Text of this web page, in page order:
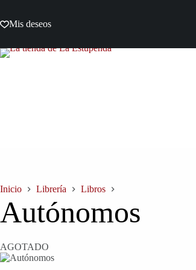
contenido
Mis deseos
Inicio Librería Libros
Autónomos
AGOTADO